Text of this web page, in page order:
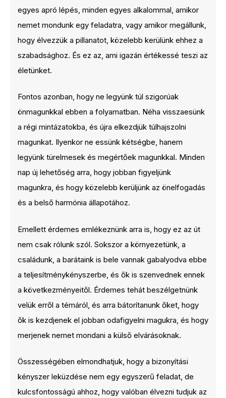
egyes apró lépés, minden egyes alkalommal, amikor
nemet mondunk egy feladatra, vagy amikor megállunk,
hogy élvezzük a pillanatot, közelebb kerülünk ehhez a
szabadsághoz. És ez az, ami igazán értékessé teszi az
életünket.
Fontos azonban, hogy ne legyünk túl szigorúak
önmagunkkal ebben a folyamatban. Néha visszaesünk
a régi mintázatokba, és újra elkezdjük túlhajszolni
magunkat. Ilyenkor ne essünk kétségbe, hanem
legyünk türelmesek és megértőek magunkkal. Minden
nap új lehetőség arra, hogy jobban figyeljünk
magunkra, és hogy közelebb kerüljünk az önelfogadás
és a belső harmónia állapotához.
Emellett érdemes emlékeznünk arra is, hogy ez az út
nem csak rólunk szól. Sokszor a környezetünk, a
családunk, a barátaink is bele vannak gabalyodva ebbe
a teljesítménykényszerbe, és ők is szenvednek ennek
a következményeitől. Érdemes tehát beszélgetnünk
velük erről a témáról, és arra bátorítanunk őket, hogy
ők is kezdjenek el jobban odafigyelni magukra, és hogy
merjenek nemet mondani a külső elvárásoknak.
Összességében elmondhatjuk, hogy a bizonyítási
kényszer leküzdése nem egy egyszerű feladat, de
kulcsfontosságú ahhoz, hogy valóban élvezni tudjuk az